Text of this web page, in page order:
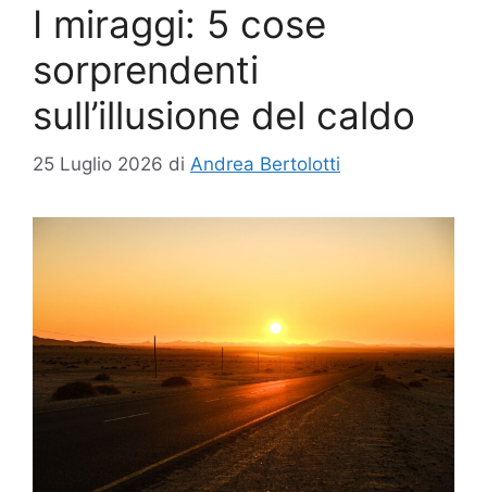
I miraggi: 5 cose
sorprendenti
sull’illusione del caldo
25 Luglio 2026 di Andrea Bertolotti